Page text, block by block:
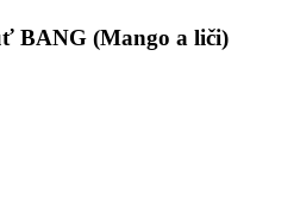
BANG (Mango a liči)